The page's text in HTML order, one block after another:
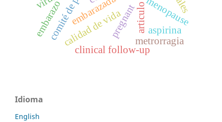
embarazadapregnant
calidad de vida menopause
clinical follow-up
metrorragia
aspirina
embarazo
Idioma
English